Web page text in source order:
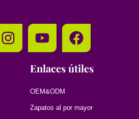
Enlaces útiles
OEM&ODM
Zapatos al por mayor